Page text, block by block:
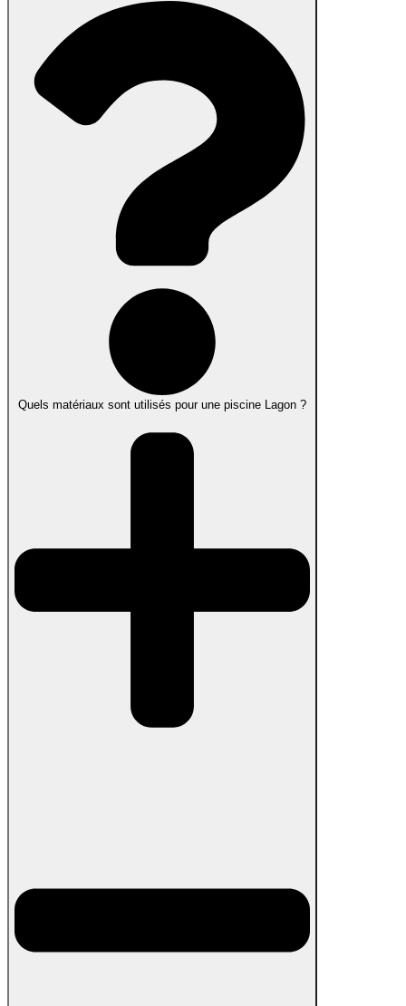
Quels matériaux sont utilisés pour une piscine Lagon ?